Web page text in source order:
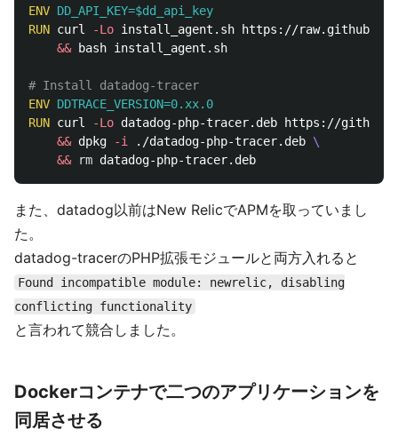
ENV DD_API_KEY=$dd_api_key
RUN curl -Lo install_agent.sh https://
&& bash install_agent.sh
# Install datadog-tracer
ENV DDTRACE_VERSION=0.xx.0
RUN curl -Lo datadog-php-tracer.deb https://
&& dpkg -i ./datadog-php-tracer.deb
&&
rm
また、datadog以前はNew RelicでAPMを取っていまし
た。
datadog-tracerのPHP拡張モジュールと両方入れると
Found incompatible module: newrelic, disabling
conflicting functionality
と言われて競合しました。
Dockerコンテナで二つのアプリケーションを
同居させる